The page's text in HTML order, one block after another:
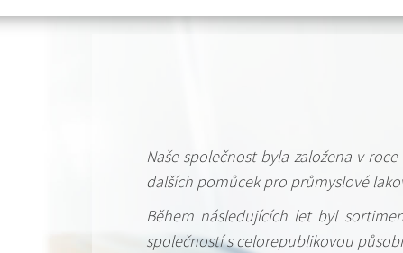
Naše společnost byla založena v
dalších pomůcek pro průmyslové
Během následujících let byl
společností s celorepublikovou